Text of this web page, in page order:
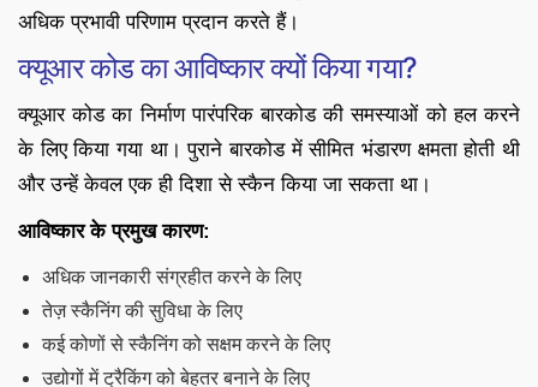
अधिक प्रभावी परिणाम प्रदान करते हैं।
क्यूआर कोड का आविष्कार क्यों किया गया?
क्यूआर कोड का निर्माण पारंपरिक बारकोड की समस्याओं को हल करने
के लिए किया गया था। पुराने बारकोड में सीमित भंडारण क्षमता होती थी
और उन्हें केवल एक ही दिशा से स्कैन किया जा सकता था।
आविष्कार के प्रमुख कारण:
अधिक जानकारी संग्रहीत करने के लिए
तेज़ स्कैनिंग की सुविधा के लिए
कई कोणों से स्कैनिंग को सक्षम करने के लिए
उद्योगों में ट्रैकिंग को बेहतर बनाने के लिए